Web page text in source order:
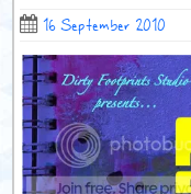
16 September 2010